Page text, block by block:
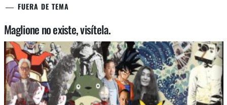
FUERA DE TEMA
Maglione no existe, visítela.